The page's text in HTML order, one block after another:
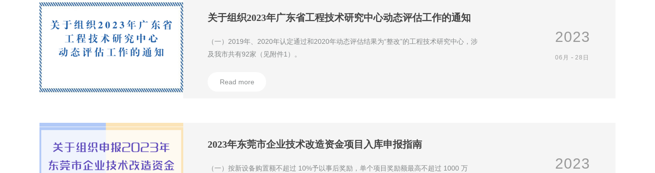
关于组织2023年广东省工程技术研究中心动态评估工作的通知
（一）2019年、2020年认定通过和2020年动态评估结果为“整改”的工程技术研究中心，涉
及我市共有92家（见附件1）。
Read more
2023
06月 28日
2023年东莞市企业技术改造资金项目入库申报指南
（一）按新设备购置额不超过 10%予以事后奖励，单个项目奖励额最高不超过 1000 万
2023